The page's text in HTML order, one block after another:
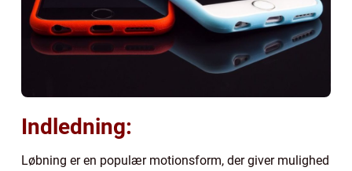
Indledning:
Løbning er en populær motionsform, der giver mulighed